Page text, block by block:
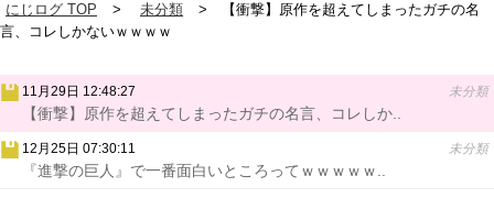
にじログ TOP 未分類
【衝撃】原作を超えてしまったガチの名
言、コレしかないｗｗｗｗ
11月29日 12:48:27 未分類
【衝撃】原作を超えてしまったガチの名言、コレしか..
12月25日 07:30:11 未分類
『進撃の巨人』で一番面白いところってｗｗｗｗｗ..